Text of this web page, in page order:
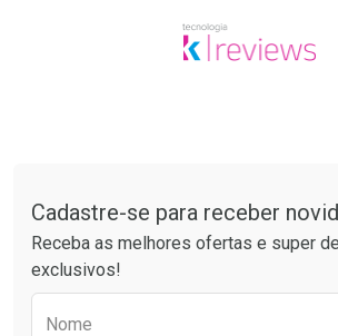
Cadastre-se para receber
Receba as melhores ofertas e super
exclusivos!
Nome